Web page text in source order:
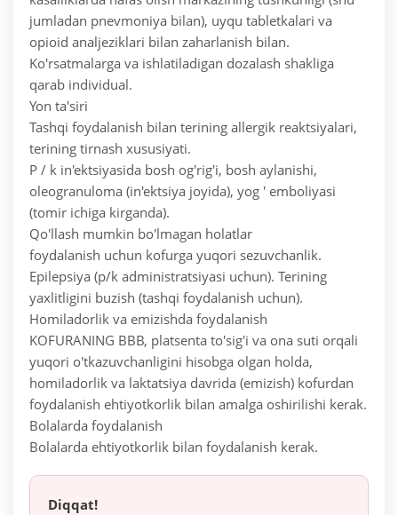
jumladan pnevmoniya bilan), uyqu tabletkalari va
opioid analjeziklari bilan zaharlanish bilan.
Ko'rsatmalarga va ishlatiladigan dozalash shakliga
qarab individual.
Yon ta'siri
Tashqi foydalanish bilan terining allergik reaktsiyalari,
terining tirnash xususiyati.
P / k in'ektsiyasida bosh og'rig'i, bosh aylanishi,
oleogranuloma (in'ektsiya joyida), yog ' emboliyasi
(tomir ichiga kirganda).
Qo'llash mumkin bo'lmagan holatlar
foydalanish uchun kofurga yuqori sezuvchanlik.
Epilepsiya (p/k administratsiyasi uchun). Terining
yaxlitligini buzish (tashqi foydalanish uchun).
Homiladorlik va emizishda foydalanish
KOFURANING BBB, platsenta to'sig'i va ona suti orqali
yuqori o'tkazuvchanligini hisobga olgan holda,
homiladorlik va laktatsiya davrida (emizish) kofurdan
foydalanish ehtiyotkorlik bilan amalga oshirilishi kerak.
Bolalarda foydalanish
Bolalarda ehtiyotkorlik bilan foydalanish kerak.
Diqqat!